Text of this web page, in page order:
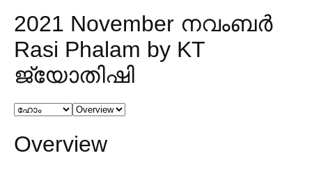
2021 November നവംബർ
Rasi Phalam by KT
ജ്യോതിഷി
Overview